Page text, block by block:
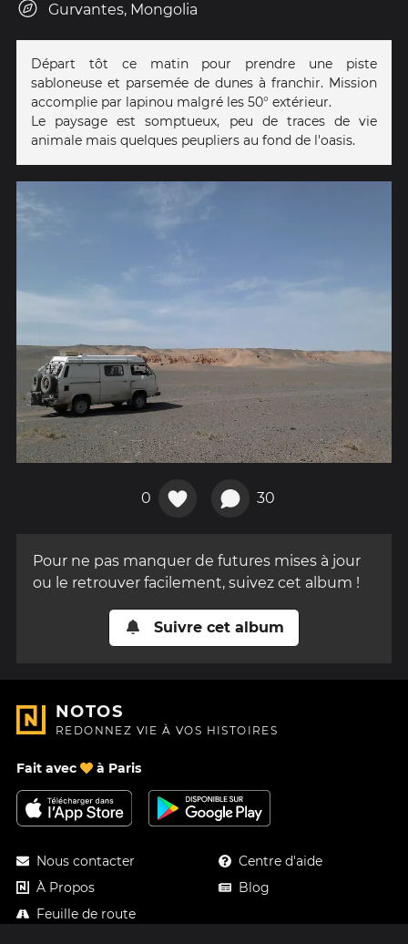
Gurvantes, Mongolia
Départ tôt ce matin pour prendre une piste
sabloneuse et parsemée de dunes à franchir. Mission
accomplie par lapinou malgré les 50° extérieur.
Le paysage est somptueux, peu de traces de vie
animale mais quelques peupliers au fond de l'oasis.
0 30
Pour ne pas manquer de futures mises à jour
ou le retrouver facilement, suivez cet album !
Suivre cet album
NOTOS
REDONNEZ VIE À VOS HISTOIRES
Fait avec à Paris
Nous contacter
À Propos
Feuille de route
Centre d'aide
Blog